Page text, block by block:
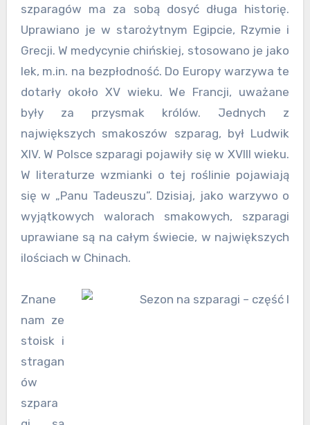
szparagów ma za sobą dosyć długa historię.
Uprawiano je w starożytnym Egipcie, Rzymie i
Grecji. W medycynie chińskiej, stosowano je jako
lek, m.in. na bezpłodność. Do Europy warzywa te
dotarły około XV wieku. We Francji, uważane
były za przysmak królów. Jednych z
największych smakoszów szparag, był Ludwik
XIV. W Polsce szparagi pojawiły się w XVIII wieku.
W literaturze wzmianki o tej roślinie pojawiają
się w „Panu Tadeuszu”. Dzisiaj, jako warzywo o
wyjątkowych walorach smakowych, szparagi
uprawiane są na całym świecie, w największych
ilościach w Chinach.
Znane
nam ze
stoisk i
stragan
ów
szpara